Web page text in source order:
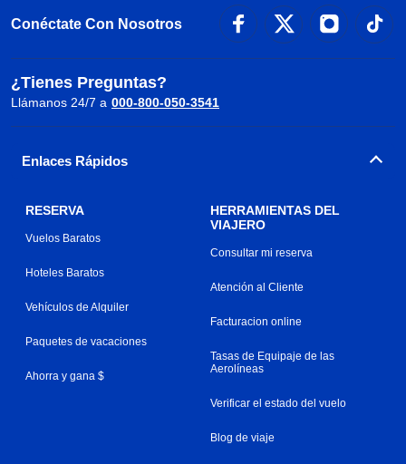
Conéctate Con Nosotros
¿Tienes Preguntas?
Llámanos 24/7 a 000-800-050-3541
Enlaces Rápidos
RESERVA
Vuelos Baratos
Hoteles Baratos
Vehículos de Alquiler
Paquetes de vacaciones
Ahorra y gana $
HERRAMIENTAS DEL
VIAJERO
Consultar mi reserva
Atención al Cliente
Facturacion online
Tasas de Equipaje de las
Aerolíneas
Verificar el estado del vuelo
Blog de viaje